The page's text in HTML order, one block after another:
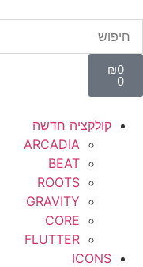
₪0
0
קולקציה חדשה
ARCADIA
BEAT
ROOTS
GRAVITY
CORE
FLUTTER
ICONS